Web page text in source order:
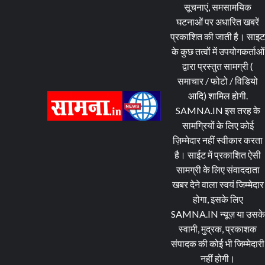
सूचनाएं, समसामयिक
घटनाओं पर अधारित खबरें
प्रकाशित की जाती है। साइट
के कुछ तत्वों में उपयोगकर्ताओं
द्वारा प्रस्तुत सामग्री (
समाचार / फोटो / विडियो
आदि) शामिल होगी.
SAMNA.IN इस तरह के
सामग्रियों के लिए कोई
ज़िम्मेदार नहीं स्वीकार करता
है। साईट में प्रकाशित ऐसी
सामग्री के लिए संवाददाता
खबर देने वाला स्वयं जिम्मेदार
होगा, इसके लिए
SAMNA.IN न्यूज़ या उसके
स्वामी, मुद्रक, प्रकाशक
संपादक की कोई भी जिम्मेदारी
नहीं होगी।